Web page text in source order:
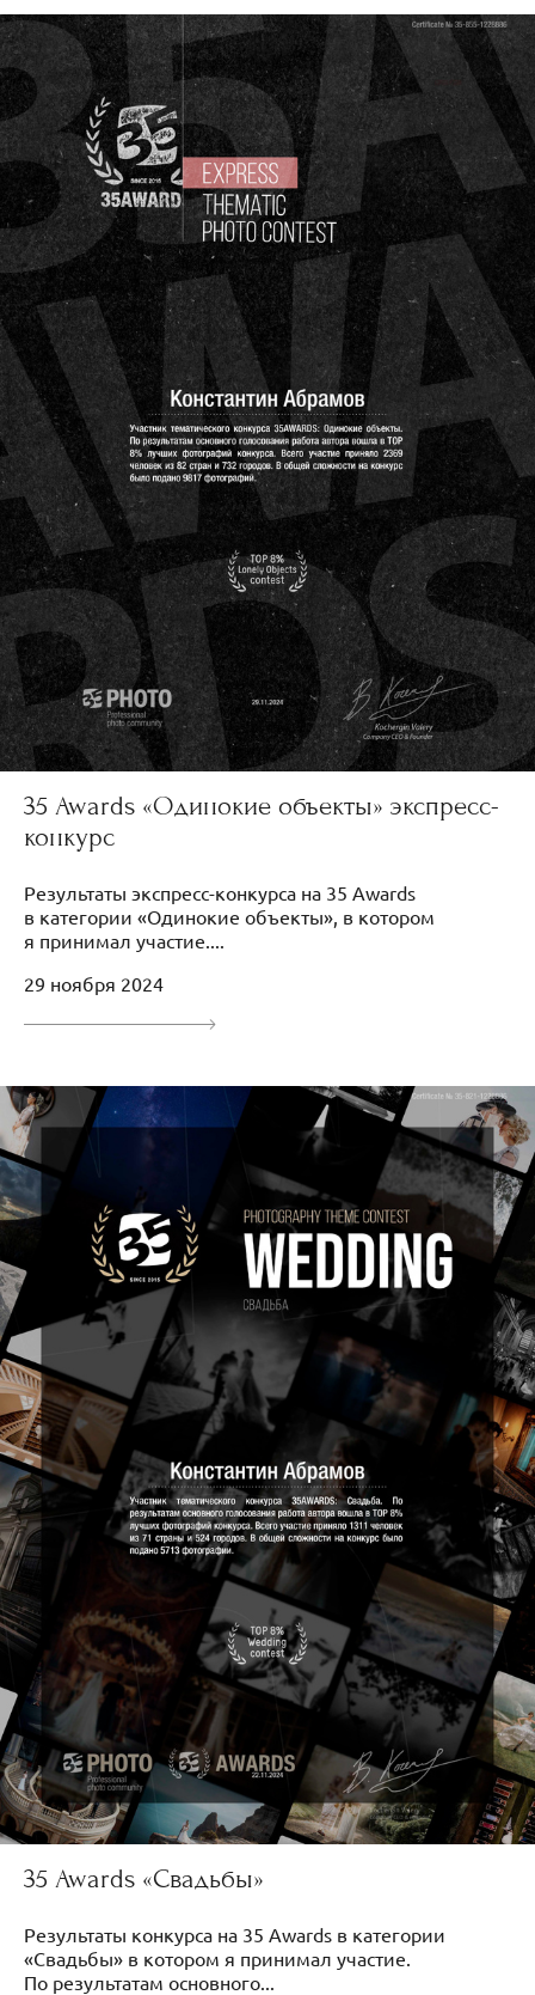
35 Awards «Одинокие объекты» экспресс-
конкурс
Результаты экспресс-конкурса на 35 Awards
в категории «Одинокие объекты», в котором
я принимал участие....
29 ноября 2024
35 Awards «Свадьбы»
Результаты конкурса на 35 Awards в категории
«Свадьбы» в котором я принимал участие.
По результатам основного...